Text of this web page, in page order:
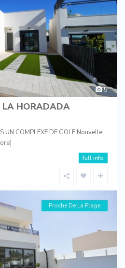
5
LA HORADADA
UN COMPLEXE DE GOLF Nouvelle
full info
Proche De La Plage